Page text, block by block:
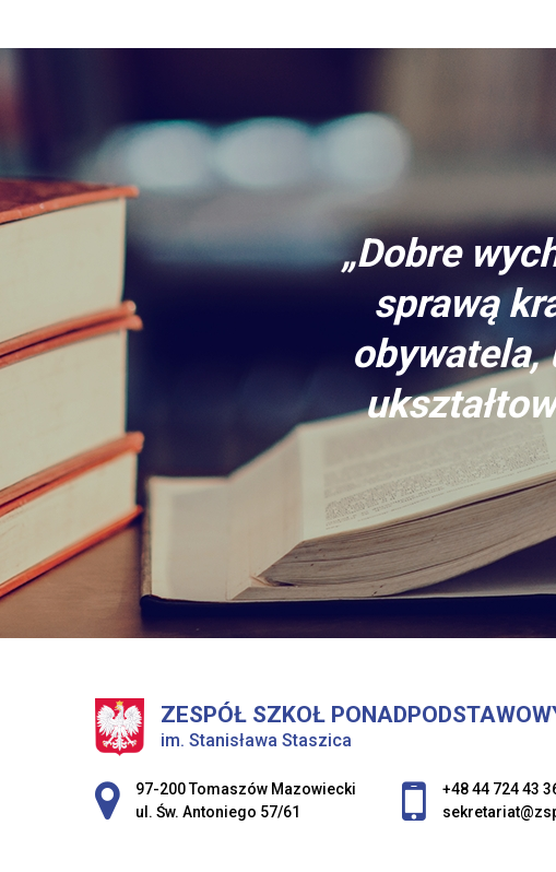
„Dobre
sprawą
obywatela,
ZESPÓŁ SZKOŁ
im. Stanisława Staszica
Adres pocztowy:
97-200 Tomaszów Mazowiecki
ul. Św. Antoniego 57/61
+48 44 724 43